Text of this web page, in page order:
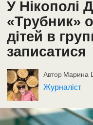
У
«Трубник»
дітей в
записатися
Автор Марина
Журналіст